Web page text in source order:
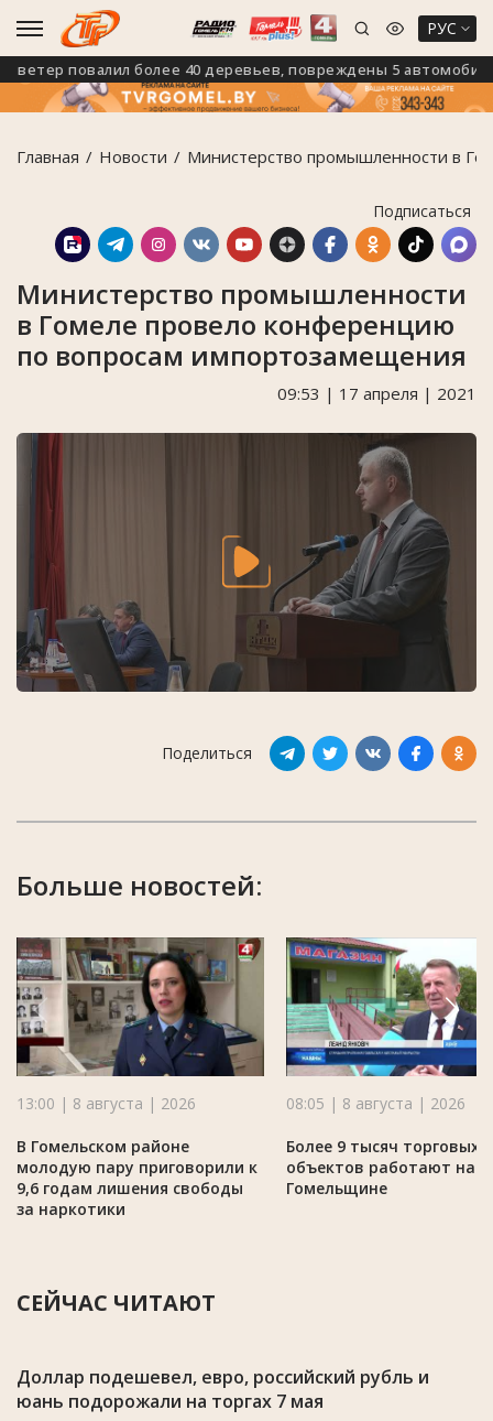
РУС
повалил более 40 деревьев, повреждены 5 автомобилей
Главная Новости Министерство промышленности в
Подписаться
Министерство промышленности
в Гомеле провело конференцию
по вопросам импортозамещения
09:53 | 17 апреля | 2021
Поделиться
Больше новостей:
13:00 | 8 августа | 2026
В Гомельском районе
молодую пару приговорили к
9,6 годам лишения свободы
за наркотики
08:05 | 8 августа | 2026
Более 9 тысяч торговых
объектов работают на
Гомельщине
СЕЙЧАС ЧИТАЮТ
Доллар подешевел, евро, российский рубль и
юань подорожали на торгах 7 мая